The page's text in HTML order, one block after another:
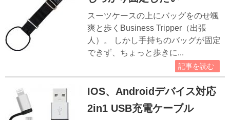
スーツケースの上にバッグをのせ颯
爽と歩くBusiness Tripper（出張
人）。 しかし手持ちのバッグが固定
できず、ちょっと歩きに...
記事を読む
IOS、Androidデバイス対応
2in1 USB充電ケーブル